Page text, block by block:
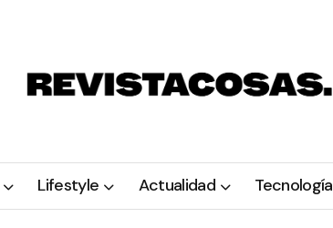
Lifestyle Actualidad Tecnología